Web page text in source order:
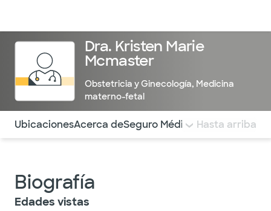
Dra. Kristen Marie
Mcmaster
Obstetricia y Ginecología, Medicina
materno-fetal
Utilice esta navegación para saltar rápidamente a
UbicacionesAcerca deSeguro Médico COMENTARIOS
Hasta arriba
Biografía
Edades vistas